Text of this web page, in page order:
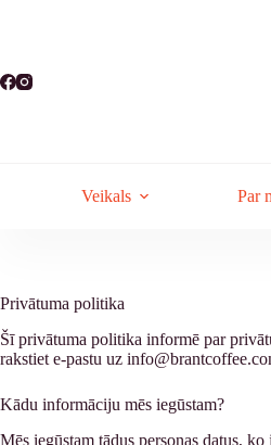
Veikals Par
Privātuma politika
Šī privātuma politika informē par
rakstiet e-pastu uz
Kādu informāciju mēs iegūstam?
Mēs iegūstam tādus personas datus,